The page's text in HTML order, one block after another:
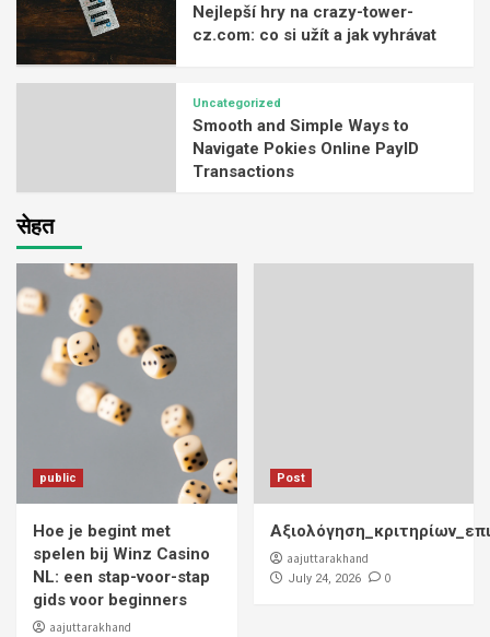
Nejlepší hry na crazy-tower-
cz.com: co si užít a jak vyhrávat
Uncategorized
Smooth and Simple Ways to
Navigate Pokies Online PayID
Transactions
सेहत
public
Hoe je begint met
spelen bij Winz Casino
NL: een stap-voor-stap
gids voor beginners
aajuttarakhand
Post
aajuttarakhand
July 24, 2026 0